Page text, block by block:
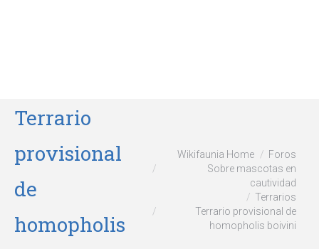
Terrario
provisional
de
homopholis
Wikifaunia Home
Foros
Sobre mascotas en
cautividad
Terrarios
Terrario provisional de
homopholis boivini